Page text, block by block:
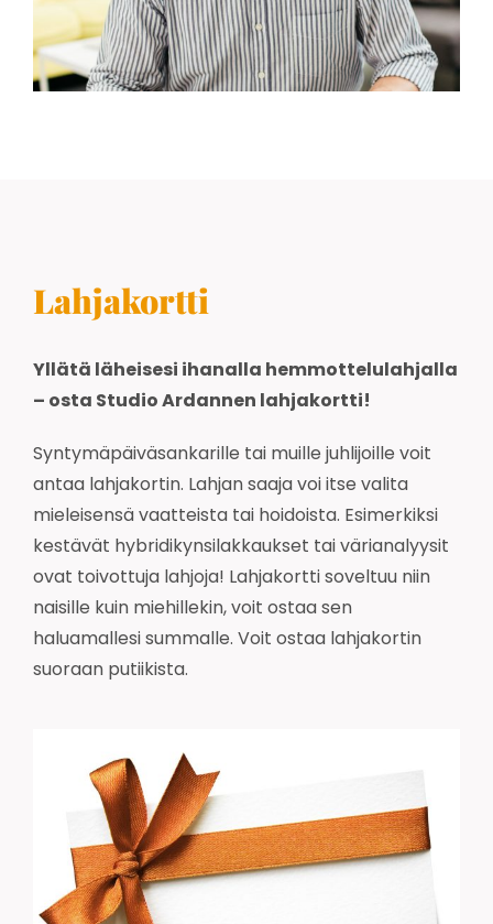
Lahjakortti
Yllätä läheisesi ihanalla hemmottelulahjalla
– osta Studio Ardannen lahjakortti!
Syntymäpäiväsankarille tai muille juhlijoille voit
antaa lahjakortin. Lahjan saaja voi itse valita
mieleisensä vaatteista tai hoidoista. Esimerkiksi
kestävät hybridikynsilakkaukset tai värianalyysit
ovat toivottuja lahjoja! Lahjakortti soveltuu niin
naisille kuin miehillekin, voit ostaa sen
haluamallesi summalle. Voit ostaa lahjakortin
suoraan putiikista.